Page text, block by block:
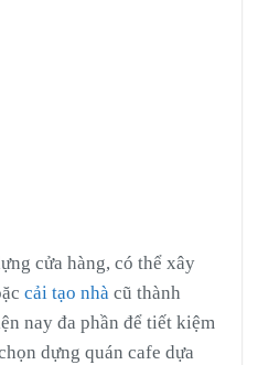
cửa hàng, có thể xây
cải tạo nhàcũ thành
nay đa phần để tiết kiệm
dựng quán cafe dựa